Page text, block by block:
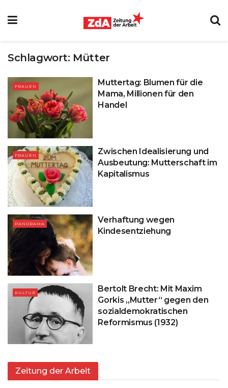
Schlagwort: Mütter
FRAUEN
Muttertag: Blumen für die
Mama, Millionen für den
Handel
FRAUEN
Zwischen Idealisierung und
Ausbeutung: Mutterschaft im
Kapitalismus
PANORAMA
Verhaftung wegen
Kindesentziehung
KULTUR
Bertolt Brecht: Mit Maxim
Gorkis „Mutter“ gegen den
sozialdemokratischen
Reformismus (1932)
Zeitung der Arbeit